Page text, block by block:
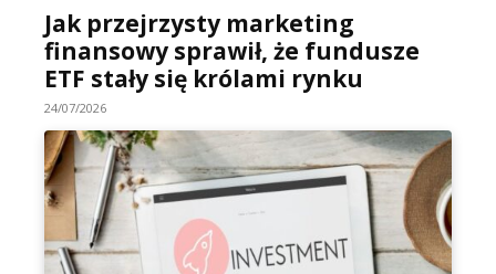
Jak przejrzysty marketing
finansowy sprawił, że fundusze
ETF stały się królami rynku
24/07/2026